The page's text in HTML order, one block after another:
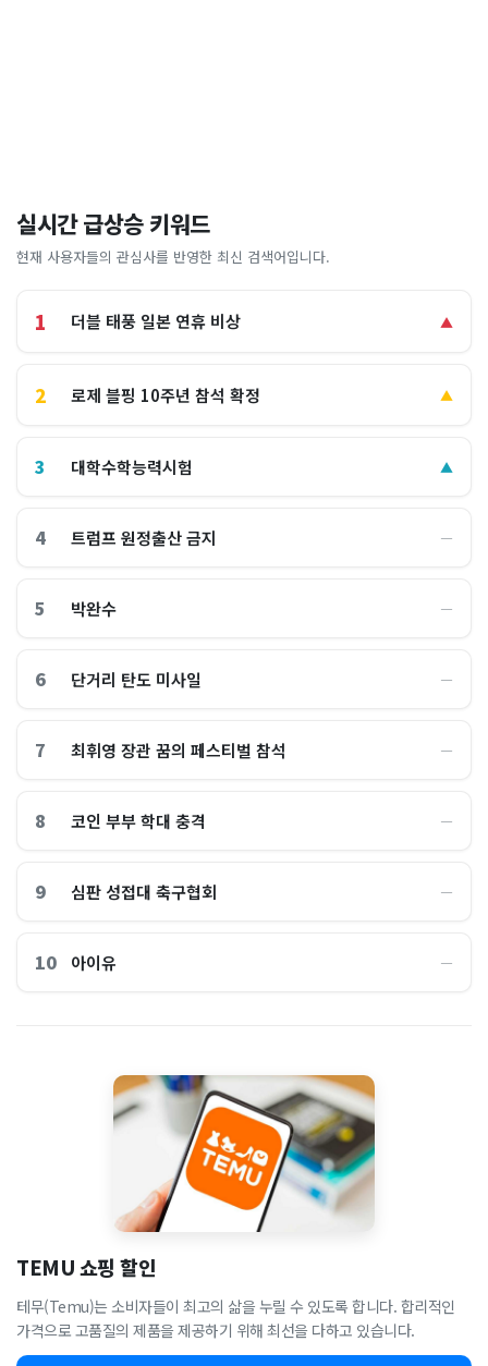
실시간 급상승 키워드
현재 사용자들의 관심사를 반영한 최신 검색어입니다.
1 더블 태풍 일본 연휴 비상 ▲
2 로제 블핑 10주년 참석 확정 ▲
3 대학수학능력시험 ▲
4 트럼프 원정출산 금지 ―
5 박완수 ―
6 단거리 탄도 미사일 ―
7 최휘영 장관 꿈의 페스티벌 참석 ―
8 코인 부부 학대 충격 ―
9 심판 성접대 축구협회 ―
10 아이유 ―
TEMU 쇼핑 할인
테무(Temu)는 소비자들이 최고의 삶을 누릴 수 있도록 합니다. 합리적인
가격으로 고품질의 제품을 제공하기 위해 최선을 다하고 있습니다.